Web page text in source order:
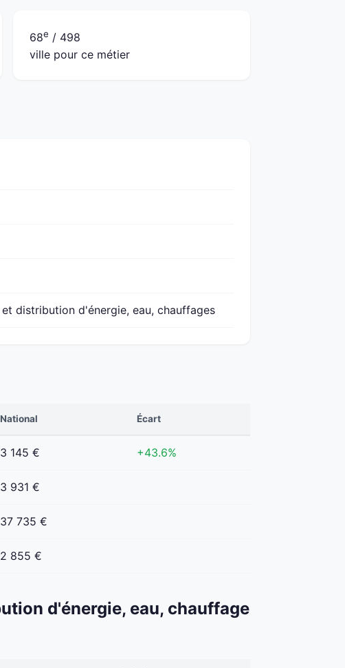
68e / 498
ville pour ce métier
distribution d'énergie, eau, chauffages
National Écart
3 145 € +43.6%
3 931 €
37 735 €
2 855 €
d'énergie, eau, chauffage